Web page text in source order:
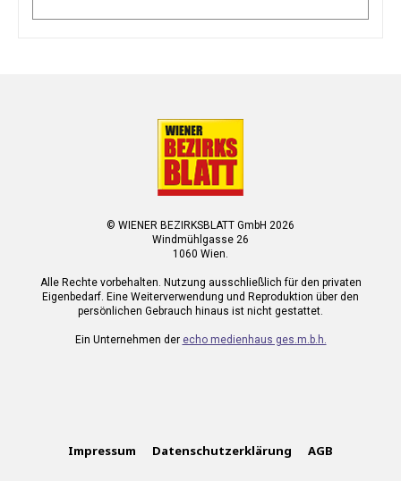
© WIENER BEZIRKSBLATT GmbH 2026
Windmühlgasse 26
1060 Wien.
Alle Rechte vorbehalten. Nutzung ausschließlich für den privaten
Eigenbedarf. Eine Weiterverwendung und Reproduktion über den
persönlichen Gebrauch hinaus ist nicht gestattet.
Ein Unternehmen der echo medienhaus ges.m.b.h.
Impressum Datenschutzerklärung AGB